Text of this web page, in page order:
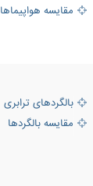
مقایسه هواپیماها
بالگردهای ترابری
مقایسه بالگردها